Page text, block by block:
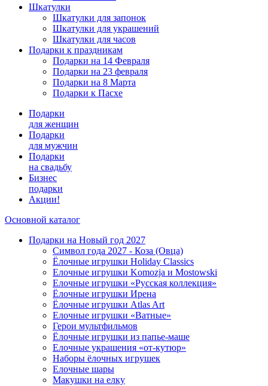
Шкатулки
Шкатулки для запонок
Шкатулки для украшений
Шкатулки для часов
Подарки к праздникам
Подарки на 14 Февраля
Подарки на 23 февраля
Подарки на 8 Марта
Подарки к Пасхе
Подарки
для женщин
Подарки
для мужчин
Подарки
на свадьбу
Бизнес
подарки
Акции!
Основной каталог
Подарки на Новый год 2027
Символ года 2027 - Коза (Овца)
Ёлочные игрушки Holiday Classics
Елочные игрушки Komozja и Mostowski
Елочные игрушки «Русская коллекция»
Ёлочные игрушки Ирена
Ёлочные игрушки Atlas Art
Елочные игрушки «Ватные»
Герои мультфильмов
Ёлочные игрушки из папье-маше
Елочные украшения «от-кутюр»
Наборы ёлочных игрушек
Елочные шары
Макушки на елку